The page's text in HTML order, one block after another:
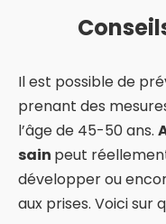
Il est possible de
prenant des
l’âge de 45-50 ans.
sain peut
développer ou
aux prises. Voici sur